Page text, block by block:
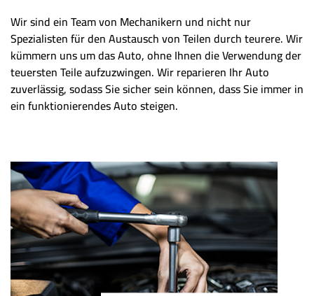
Wir sind ein Team von Mechanikern und nicht nur
Spezialisten für den Austausch von Teilen durch teurere. Wir
kümmern uns um das Auto, ohne Ihnen die Verwendung der
teuersten Teile aufzuzwingen. Wir reparieren Ihr Auto
zuverlässig, sodass Sie sicher sein können, dass Sie immer in
ein funktionierendes Auto steigen.